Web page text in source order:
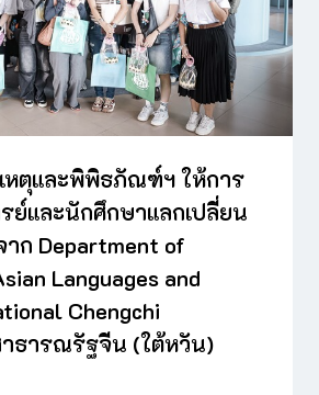
หตุและพิพิธภัณฑ์ฯ ให้การ
ย์และนักศึกษาแลกเปลี่ยน
ก Department of
Languages and
Chengchi
ธารณรัฐจีน (ใต้หวัน)